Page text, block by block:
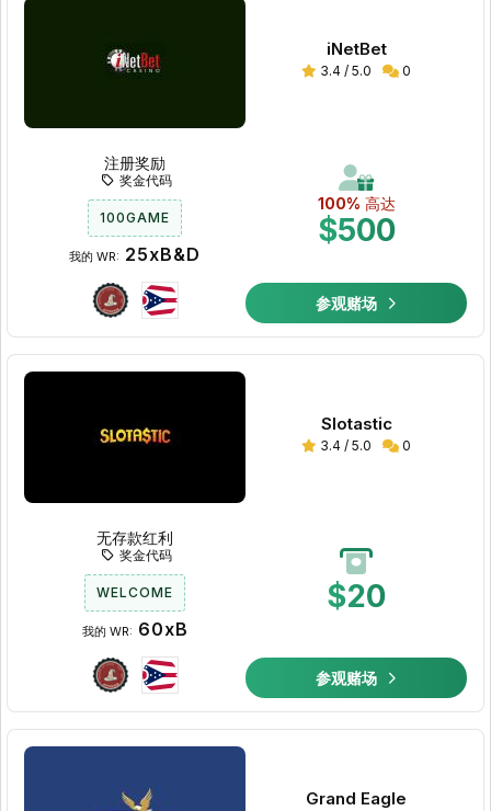
iNetBet
3.4 / 5.0 0
100% 高达
$500
注册奖励
奖金代码
100GAME
我的 WR: 25xB&D
参观赌场
Slotastic
3.4 / 5.0 0
$20
无存款红利
奖金代码
WELCOME
我的 WR: 60xB
参观赌场
Grand Eagle